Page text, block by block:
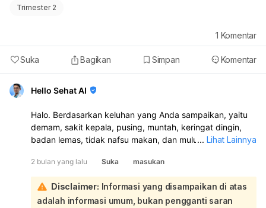
Trimester 2
Suka Bagikan Simpan Komentar
1 Komentar
Hello Sehat AI
Halo. Berdasarkan keluhan yang Anda sampaikan, yaitu
demam, sakit kepala, pusing, muntah, keringat dingin,
badan lemas, tidak nafsu makan, dan mulut pahit, apalagi
pemeriksaan langsung oleh dokter:
Gejala-gejala tersebut memang bisa mengarah ke
beberapa kondisi seperti infeksi (termasuk tifus),
dehidrasi, atau masalah lain yang memerlukan diagnosis
... Lihat Lainnya
2 bulan yang lalu Suka masukan
Disclaimer: Informasi yang disampaikan di atas
adalah informasi umum, bukan pengganti saran